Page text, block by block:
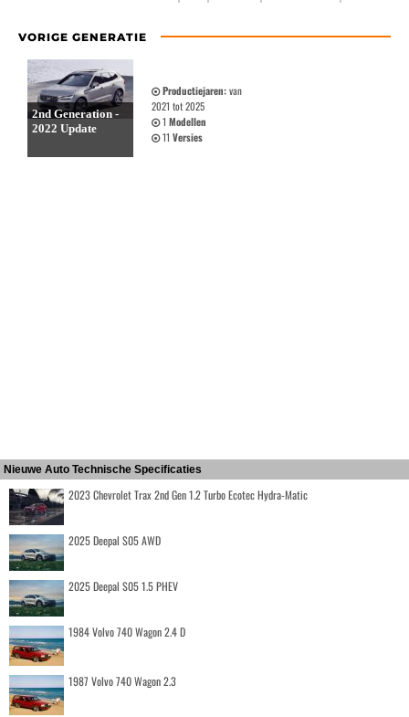
VORIGE GENERATIE
2nd Generation -
2022 Update
Productiejaren:van
2021 tot 2025
1 Modellen
11 Versies
Nieuwe Auto Technische Specificaties
2023 Chevrolet Trax 2nd Gen 1.2 Turbo Ecotec Hydra-Matic
2025 Deepal S05 AWD
2025 Deepal S05 1.5 PHEV
1984 Volvo 740 Wagon 2.4 D
1987 Volvo 740 Wagon 2.3